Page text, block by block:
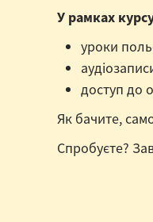
У рамках
уроки
доступ до
Як бачите,
Спробуєте?